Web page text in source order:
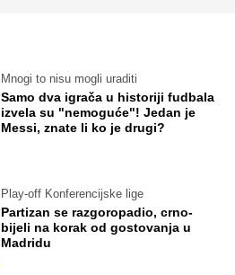
Mnogi to nisu mogli uraditi
Samo dva igrača u historiji fudbala
izvela su "nemoguće"! Jedan je
Messi, znate li ko je drugi?
Play-off Konferencijske lige
Partizan se razgoropadio, crno-
bijeli na korak od gostovanja u
Madridu